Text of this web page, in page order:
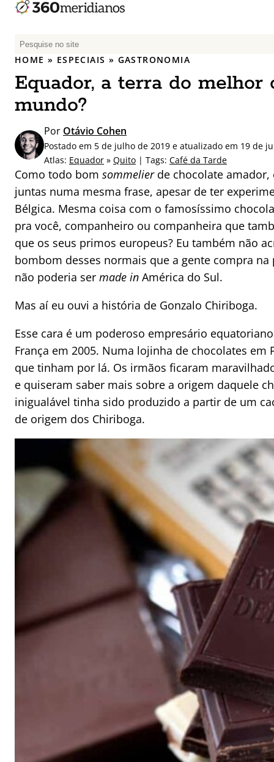
P
e
q
u
i
a
r
p
o
r
:
HOME » ESPECIAIS » GASTRONOMIA
Equador, a terra do melhor
mundo?
Por Otávio Cohen
Postado em 5 de julho de 2019 e atualizado em 19 de
Atlas: Equador » Quito | Tags: Café da Tarde
Como todo bom sommelierde chocolate amador,
juntas numa mesma frase, apesar de ter
Bélgica. Mesma coisa com o famosíssimo
pra você, companheiro ou companheira que
que os seus primos europeus? Eu também não
bombom desses normais que a gente compra
não poderia ser made in América do Sul.
Mas aí eu ouvi a história de Gonzalo Chiriboga.
Esse cara é um poderoso empresário
França em 2005. Numa lojinha de chocolates
que tinham por lá. Os irmãos ficaram
e quiseram saber mais sobre a origem daquele
inigualável tinha sido produzido a partir de um
de origem dos Chiriboga.